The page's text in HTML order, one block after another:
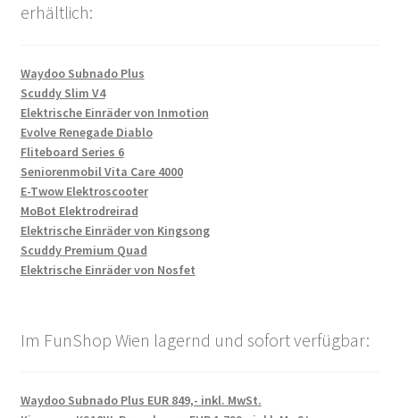
erhältlich:
Waydoo Subnado Plus
Scuddy Slim V4
Elektrische Einräder von Inmotion
Evolve Renegade Diablo
Fliteboard Series 6
Seniorenmobil Vita Care 4000
E-Twow Elektroscooter
MoBot Elektrodreirad
Elektrische Einräder von Kingsong
Scuddy Premium Quad
Elektrische Einräder von Nosfet
Im FunShop Wien lagernd und sofort verfügbar:
Waydoo Subnado Plus EUR 849,- inkl. MwSt.